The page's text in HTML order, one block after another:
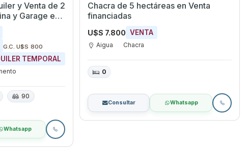
y Venta de 2
y Garage en
G.C. U$S 800
TEMPORAL
90
Whatsapp
Chacra de 5 hectáreas en Venta
financiadas
U$S 7.800 VENTA
Aigua Chacra
0
Consultar Whatsapp